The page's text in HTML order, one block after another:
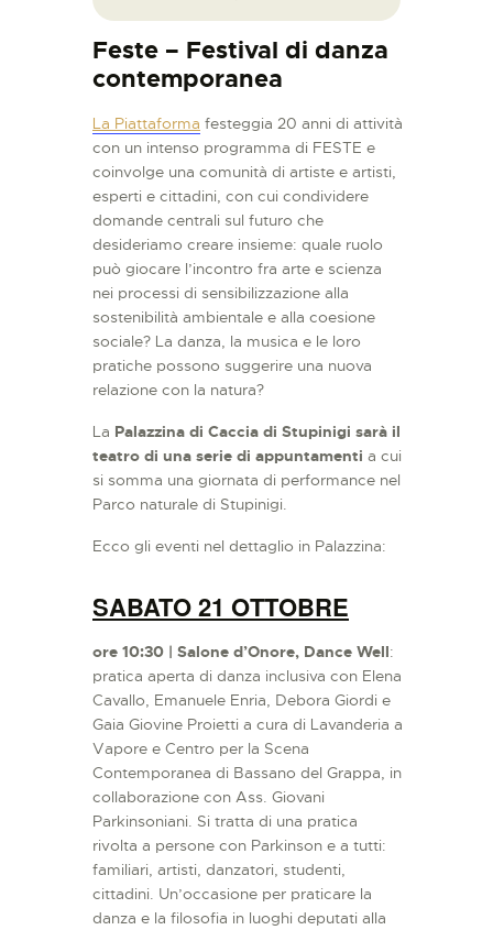
Feste – Festival di danza
contemporanea
La Piattaforma festeggia 20 anni di attività
con un intenso programma di FESTE e
coinvolge una comunità di artiste e artisti,
esperti e cittadini, con cui condividere
domande centrali sul futuro che
desideriamo creare insieme: quale ruolo
può giocare l’incontro fra arte e scienza
nei processi di sensibilizzazione alla
sostenibilità ambientale e alla coesione
sociale? La danza, la musica e le loro
pratiche possono suggerire una nuova
relazione con la natura?
La Palazzina di Caccia di Stupinigi sarà il
teatro di una serie di appuntamenti a cui
si somma una giornata di performance nel
Parco naturale di Stupinigi.
Ecco gli eventi nel dettaglio in Palazzina:
SABATO 21 OTTOBRE
ore 10:30 | Salone d’Onore, Dance Well:
pratica aperta di danza inclusiva con Elena
Cavallo, Emanuele Enria, Debora Giordi e
Gaia Giovine Proietti a cura di Lavanderia a
Vapore e Centro per la Scena
Contemporanea di Bassano del Grappa, in
collaborazione con Ass. Giovani
Parkinsoniani. Si tratta di una pratica
rivolta a persone con Parkinson e a tutti:
familiari, artisti, danzatori, studenti,
cittadini. Un’occasione per praticare la
danza e la filosofia in luoghi deputati alla